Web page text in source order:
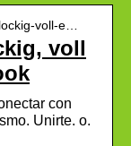
voll-e…
voll
con
Unirte. o.